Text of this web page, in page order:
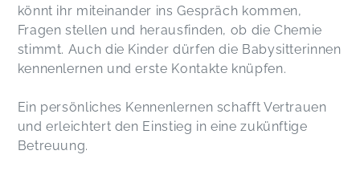
könnt ihr miteinander ins Gespräch kommen,
Fragen stellen und herausfinden, ob die Chemie
stimmt. Auch die Kinder dürfen die Babysitterinnen
kennenlernen und erste Kontakte knüpfen.
Ein persönliches Kennenlernen schafft Vertrauen
und erleichtert den Einstieg in eine zukünftige
Betreuung.